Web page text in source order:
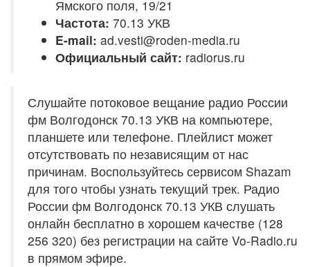
Ямского поля, 19/21
Частота: 70.13 УКВ
E-mail: ad.vesti@roden-media.ru
Официальный сайт: radiorus.ru
Слушайте потоковое вещание радио России
фм Волгодонск 70.13 УКВ на компьютере,
планшете или телефоне. Плейлист может
отсутствовать по независящим от нас
причинам. Воспользуйтесь сервисом Shazam
для того чтобы узнать текущий трек. Радио
России фм Волгодонск 70.13 УКВ слушать
онлайн бесплатно в хорошем качестве (128
256 320) без регистрации на сайте Vo-Radio.ru
в прямом эфире.